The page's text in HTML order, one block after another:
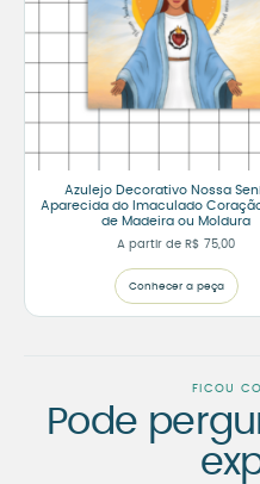
Azulejo Decorativo Nossa
Aparecida do Imaculado
de Madeira ou Moldura
A partir de R$ 75,00
Conhecer a peça
FICOU
Pode